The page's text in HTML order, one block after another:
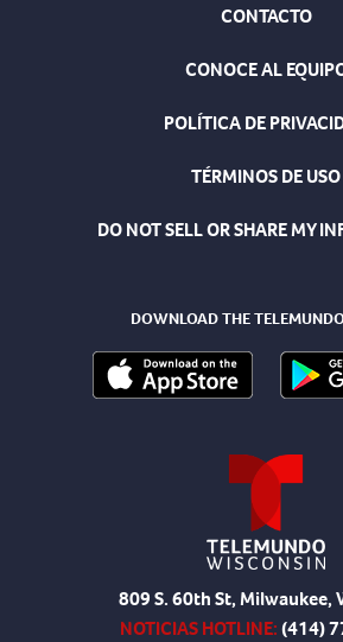
CONTACTO
CONOCE AL
POLÍTICA DE
TÉRMINOS DE USO
DO NOT SELL OR SHARE MY
DOWNLOAD THE
809 S. 60th St, Milwaukee,
NOTICIAS HOTLINE:(414)